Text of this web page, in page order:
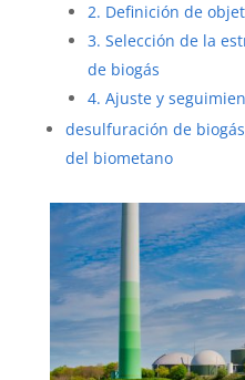
2. Definición de
3. Selección de la
de biogás
4. Ajuste y
desulfuración de
del biometano